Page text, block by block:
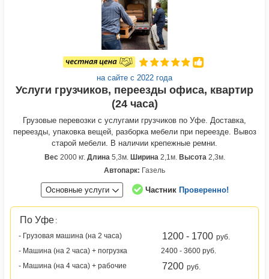
на сайте с 2022 года
Услуги грузчиков, переезды офиса, квартир
(24 часа)
Грузовые перевозки с услугами грузчиков по Уфе. Доставка,
переезды, упаковка вещей, разборка мебели при переезде. Вывоз
старой мебели. В наличии крепежные ремни.
Вес2000 кг. Длина5,3м. Ширина2,1м. Высота2,3м.
Автопарк: Газель
Основные услуги Частник Проверенно!
По Уфе :
- Грузовая машина (на 2 часа)
1200 - 1700 руб.
- Машина (на 2 часа) + погрузка
2400 - 3600 руб.
- Машина (на 4 часа) + рабочие
7200 руб.